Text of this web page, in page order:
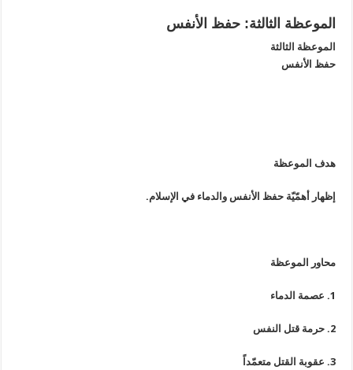
الموعظة الثالثة: حفظ الأنفس
الموعظة الثالثة
حفظ الأنفس
هدف الموعظة
إظهار أهمّيّة حفظ الأنفس والدماء في الإسلام.
محاور الموعظة
1. عصمة الدماء
2. حرمة قتل النفس
3. عقوبة القتل متعمّداً